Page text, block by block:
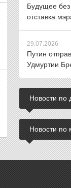
Будущее
отставка
29.07.2026
Путин
Удмуртии
Новости по
Новости по